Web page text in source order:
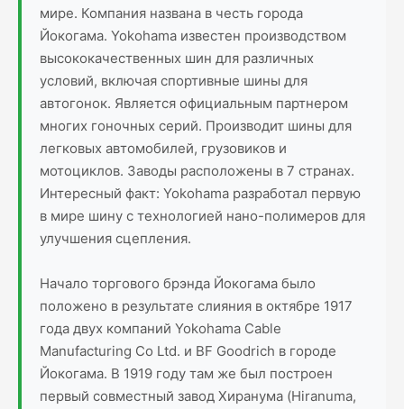
мире. Компания названа в честь города
Йокогама. Yokohama известен производством
высококачественных шин для различных
условий, включая спортивные шины для
автогонок. Является официальным партнером
многих гоночных серий. Производит шины для
легковых автомобилей, грузовиков и
мотоциклов. Заводы расположены в 7 странах.
Интересный факт: Yokohama разработал первую
в мире шину с технологией нано-полимеров для
улучшения сцепления.
Начало торгового брэнда Йокогама было
положено в результате слияния в октябре 1917
года двух компаний Yokohama Cable
Manufacturing Co Ltd. и BF Goodrich в городе
Йокогама. В 1919 году там же был построен
первый совместный завод Хиранума (Hiranuma,